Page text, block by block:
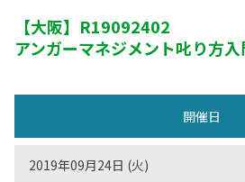
【大阪】 R19092402
アンガーマネジメント叱り方
開催日
2019年09月24日 (火)